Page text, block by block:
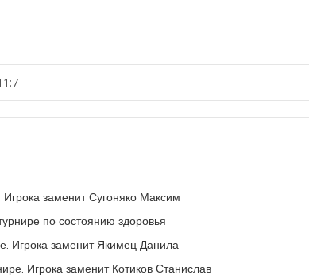
заменит Сугоняко Максим
по состоянию здоровья
Игрока заменит Якимец Данила
Игрока заменит Котиков Станислав